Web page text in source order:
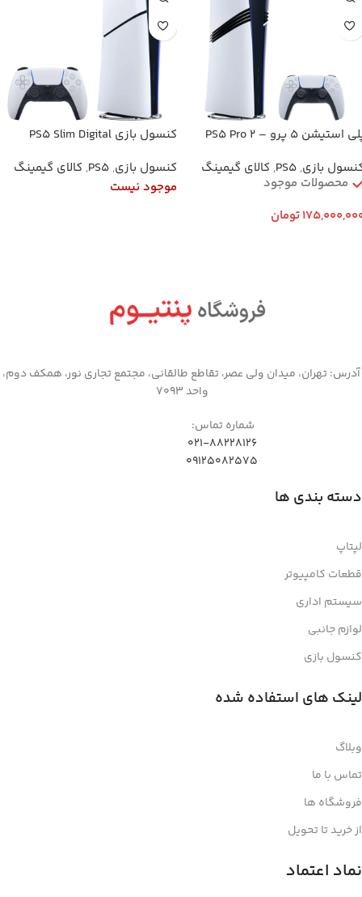
پلی استیشن ۵ پرو – PS5 Pro ۲
بازی,
PS5
, کالای گیمینگ
محصولات موجود
تومان
کنسول بازی PS5 Slim Digital
گارانتی + ارسال فوری
کنسول بازی,
PS5
, کالای گیمینگ
موجود نیست
آدرس: تهران، میدان ولی عصر، تقاطع طالقانی، مجتمع تجاری نور، همکف دوم،
واحد 7093
شماره تماس:
021-88228126
09125082575
دسته بندی ها
لپتاپ
قطعات کامپیوتر
سیستم اداری
لوازم جانبی
کنسول بازی
لینک های استفاده شده
وبلاگ
تماس با ما
فروشگاه ها
از خرید تا تحویل
نماد اعتماد